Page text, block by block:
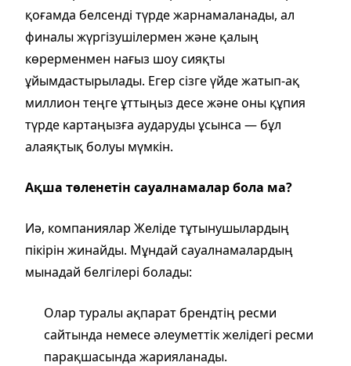
қоғамда белсенді түрде жарнамаланады, ал
финалы жүргізушілермен және қалың
көрерменмен нағыз шоу сияқты
ұйымдастырылады. Егер сізге үйде жатып-ақ
миллион теңге ұттыңыз десе және оны құпия
түрде картаңызға аударуды ұсынса — бұл
алаяқтық болуы мүмкін.
Ақша төленетін сауалнамалар бола ма?
Иә, компаниялар Желіде тұтынушылардың
пікірін жинайды. Мұндай сауалнамалардың
мынадай белгілері болады:
Олар туралы ақпарат брендтің ресми
сайтында немесе әлеуметтік желідегі ресми
парақшасында жарияланады.